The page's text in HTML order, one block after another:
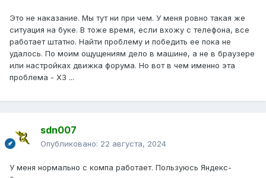
Это не наказание. Мы тут ни при чем. У меня ровно такая же
ситуация на буке. В тоже время, если вхожу с телефона, все
работает штатно. Найти проблему и победить ее пока не
удалось. По моим ощущениям дело в машине, а не в браузере
или настройках движка форума. Но вот в чем именно эта
проблема - ХЗ ...
sdn007
Опубликовано: 22 августа, 2024
У меня нормально с компа работает. Пользуюсь Яндекс-